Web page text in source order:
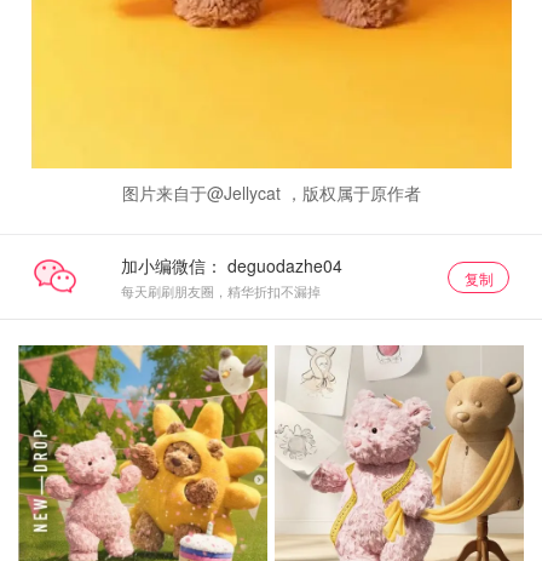
图片来自于@Jellycat ，版权属于原作者
加小编微信：
每天刷刷朋友圈，精华折扣不漏掉
复制